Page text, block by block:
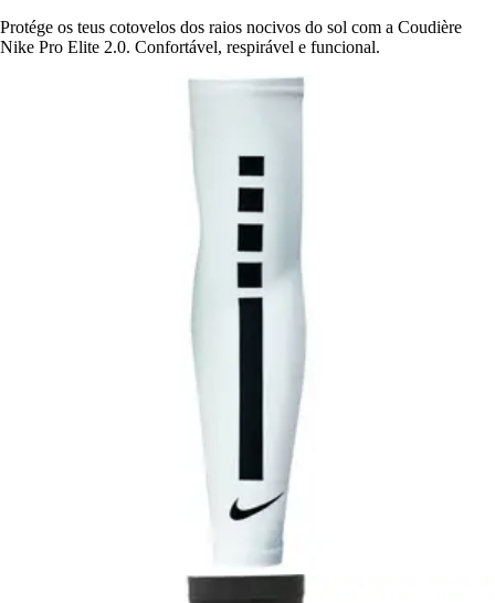
Protége os teus cotovelos dos raios nocivos do sol com a Coudière
Nike Pro Elite 2.0. Confortável, respirável e funcional.